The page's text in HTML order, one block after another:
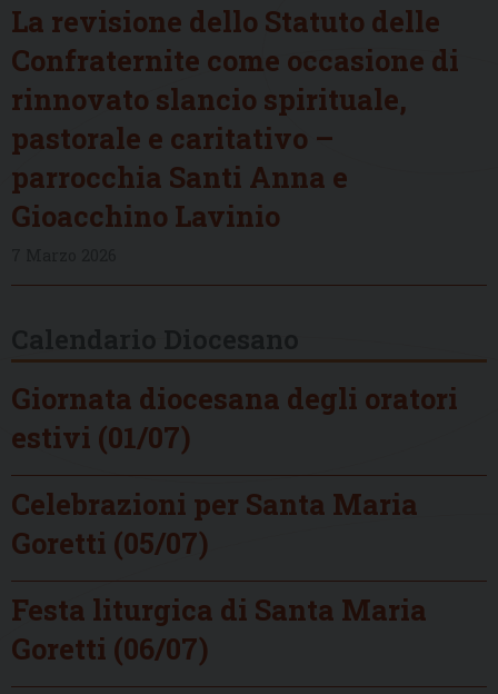
La revisione dello Statuto delle
Confraternite come occasione di
rinnovato slancio spirituale,
pastorale e caritativo –
parrocchia Santi Anna e
Gioacchino Lavinio
Giornata diocesana degli oratori
estivi (01/07)
Celebrazioni per Santa Maria
Goretti (05/07)
Festa liturgica di Santa Maria
Goretti (06/07)